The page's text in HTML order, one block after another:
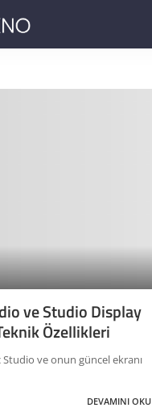
ve Studio Display
Özellikleri
Studio ve onun güncel ekranı
DEVAMINI OKU